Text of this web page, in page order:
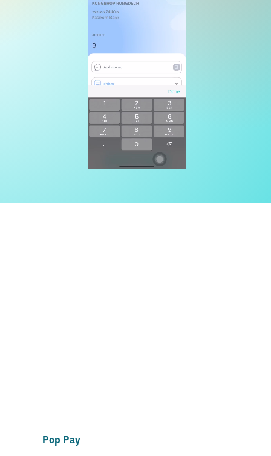
Pop Pay